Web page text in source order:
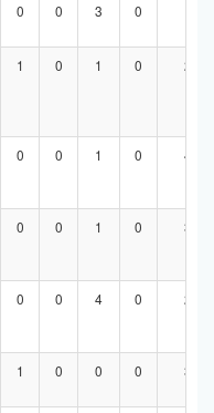
0 0 3 0
1 0 1 0 2
0 0 1 0 4
0 0 1 0 3
0 0 4 0 2
1 0 0 0 3